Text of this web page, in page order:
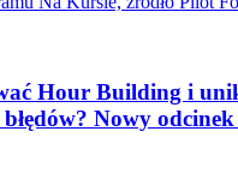
Hour Building i
Nowy